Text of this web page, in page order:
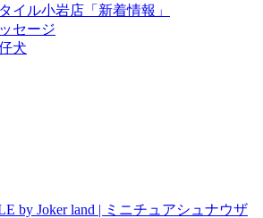
イル小岩店「新着情報」
セージ
犬
by Joker land | ミニチュアシュナウザ